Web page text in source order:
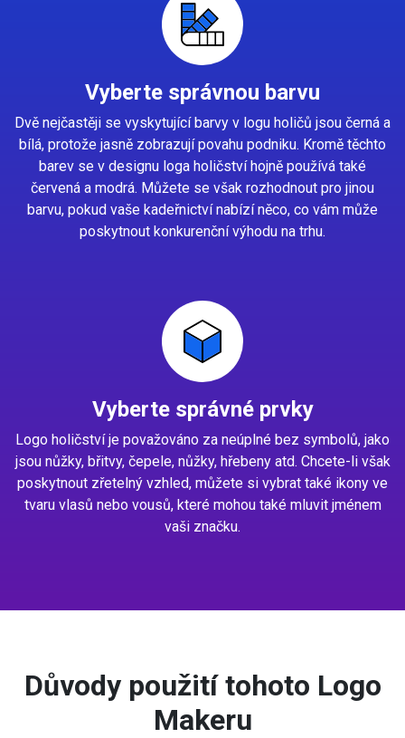
Vyberte správnou barvu
Dvě nejčastěji se vyskytující barvy v logu holičů jsou černá a
bílá, protože jasně zobrazují povahu podniku. Kromě těchto
barev se v designu loga holičství hojně používá také
červená a modrá. Můžete se však rozhodnout pro jinou
barvu, pokud vaše kadeřnictví nabízí něco, co vám může
poskytnout konkurenční výhodu na trhu.
Vyberte správné prvky
Logo holičství je považováno za neúplné bez symbolů, jako
jsou nůžky, břitvy, čepele, nůžky, hřebeny atd. Chcete-li však
poskytnout zřetelný vzhled, můžete si vybrat také ikony ve
tvaru vlasů nebo vousů, které mohou také mluvit jménem
vaši značku.
Důvody použití tohoto Logo
Makeru